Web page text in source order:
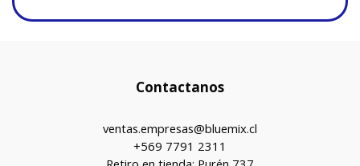
Contactanos
ventas.empresas@bluemix.cl
+569 7791 2311